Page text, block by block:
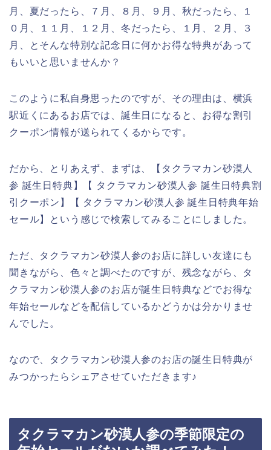
月、夏だったら、７月、８月、９月、秋だったら、１
０月、１１月、１２月、冬だったら、１月、２月、３
月、とそんな特別な記念日に何かお得な特典があって
もいいと思いませんか？
このように私自身思ったのですが、その理由は、横浜
駅近くにあるお店では、誕生日になると、お得な割引
クーポン情報が送られてくるからです。
だから、とりあえず、まずは、【タクラマカン砂漠人
参 誕生日特典】【 タクラマカン砂漠人参 誕生日特典割
引クーポン】【 タクラマカン砂漠人参 誕生日特典年始
セール】という感じで検索してみることにしました。
ただ、タクラマカン砂漠人参のお店に詳しい友達にも
聞きながら、色々と調べたのですが、残念ながら、タ
クラマカン砂漠人参のお店が誕生日特典などでお得な
年始セールなどを配信しているかどうかは分かりませ
んでした。
なので、タクラマカン砂漠人参のお店の誕生日特典が
みつかったらシェアさせていただきます♪
タクラマカン砂漠人参の季節限定の